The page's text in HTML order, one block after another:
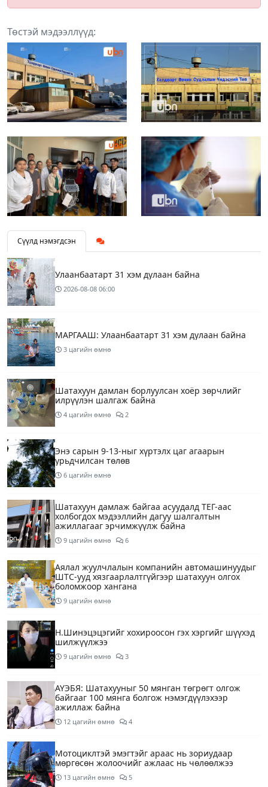
Төстэй мэдээллүүд:
Сүүлд нэмэгдсэн
Улаанбаатарт 31 хэм дулаан байна
2026-08-08 06:00
МАРГААШ: Улаанбаатарт 31 хэм дулаан байна
3 цагийн өмнө
Шатахуун дамлан борлуулсан хоёр зөрчлийг
илрүүлэн шалгаж байна
4 цагийн өмнө 2
Энэ сарын 9-13-ныг хүртэлх цаг агаарын
урьдчилсан төлөв
6 цагийн өмнө
Шатахуун дамлаж байгаа асуудалд ТЕГ-аас
холбогдох мэдээллийн дагуу шалгалтын
ажиллагааг эрчимжүүлж байна
9 цагийн өмнө 6
Аялал жуулчлалын компанийн автомашинуудыг
ШТС-ууд хязгаарлалтгүйгээр шатахуун олгох
боломжоор хангана
9 цагийн өмнө
Н.Шинэцэцэгийг хохироосон гэх хэргийг шүүхэд
шилжүүлжээ
9 цагийн өмнө 3
АҮЭБЯ: Шатахууныг 50 мянган төгрөгт олгож
байгааг 100 мянга болгож нэмэгдүүлэхээр
ажиллаж байна
12 цагийн өмнө 4
Мотоциклтэй эмэгтэйг араас нь зориудаар
мөргөсөн жолоочийг ажлаас нь чөлөөлжээ
13 цагийн өмнө 5